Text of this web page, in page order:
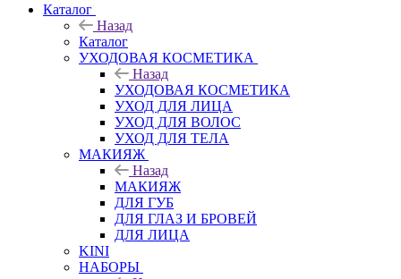
Каталог
Назад
Каталог
УХОДОВАЯ КОСМЕТИКА
Назад
УХОДОВАЯ КОСМЕТИКА
УХОД ДЛЯ ЛИЦА
УХОД ДЛЯ ВОЛОС
УХОД ДЛЯ ТЕЛА
МАКИЯЖ
Назад
МАКИЯЖ
ДЛЯ ГУБ
ДЛЯ ГЛАЗ И БРОВЕЙ
ДЛЯ ЛИЦА
KINI
НАБОРЫ